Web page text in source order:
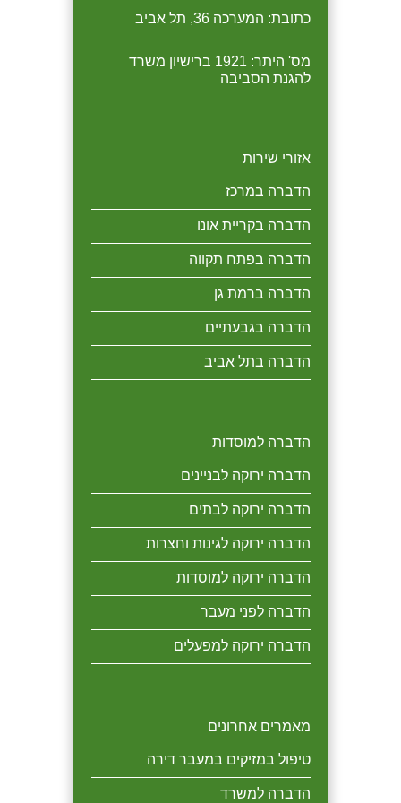
כתובת: המערכה 36, תל אביב
מס' היתר: 1921 ברישיון משרד
להגנת הסביבה
אזורי שירות
הדברה במרכז
הדברה בקריית אונו
הדברה בפתח תקווה
הדברה ברמת גן
הדברה בגבעתיים
הדברה בתל אביב
הדברה למוסדות
הדברה ירוקה לבניינים
הדברה ירוקה לבתים
הדברה ירוקה לגינות וחצרות
הדברה ירוקה למוסדות
הדברה לפני מעבר
הדברה ירוקה למפעלים
מאמרים אחרונים
טיפול במזיקים במעבר דירה
הדברה למשרד